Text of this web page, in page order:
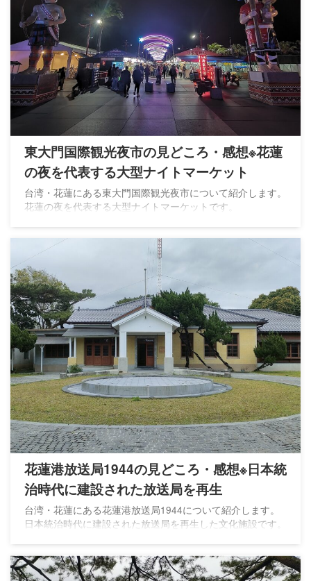
東大門国際観光夜市の見どころ・感想※花蓮
の夜を代表する大型ナイトマーケット
台湾・花蓮にある東大門国際観光夜市について紹介します。
花蓮の夜を代表する大型ナイトマーケットです。
花蓮港放送局1944の見どころ・感想※日本統
治時代に建設された放送局を再生
台湾・花蓮にある花蓮港放送局1944について紹介します。
日本統治時代に建設された放送局を再生した文化施設です。